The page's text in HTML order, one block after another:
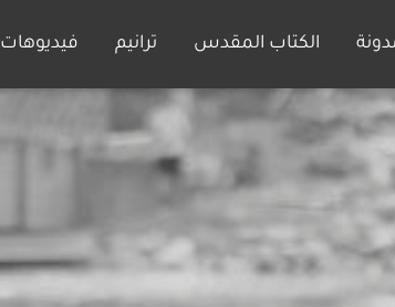
فيديوهات ترانيم الكتاب المقدس